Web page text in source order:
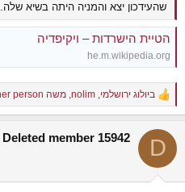
שהעידכון יצא והמניה היתה בשיא שלה.
הטיית הישרדות – ויקיפדיה
he.m.wikipedia.org
R
e
c
i
ביולוג ירושלמי nolim משה
D
Deleted member 15942